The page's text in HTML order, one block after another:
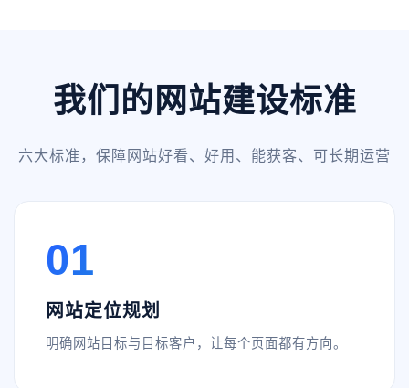
我们的网站建设标准
六大标准，保障网站好看、好用、能获客、可长期运营
01
网站定位规划
明确网站目标与目标客户，让每个页面都有方向。